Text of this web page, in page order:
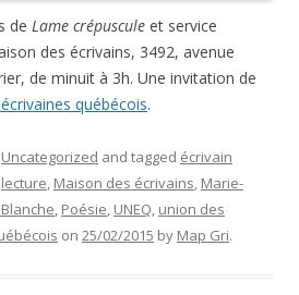
de Lame crépuscule et service
des écrivains, 3492, avenue
de minuit à 3h. Une invitation de
québécois.
Uncategorized and tagged écrivain
lecture Maison des écrivains Marie-
Poésie UNEQ union des
on 25/02/2015 by Map Gri.